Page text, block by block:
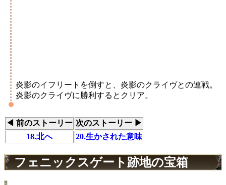
炎影のイフリートを倒すと、炎影のクライヴとの連戦。
炎影のクライヴに勝利するとクリア。
◀ 前のストーリー 次のストーリー ▶
18.北へ
20.生かされた意味
フェニックスゲート跡地の宝箱